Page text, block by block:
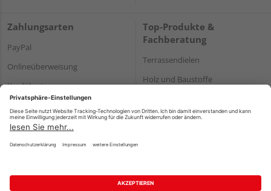
Zahlungsarten
PayPal
Onlineüberweisung
Kreditkarte
*Bonität vorausgesetzt
Top-Produkte &
Fachberatung
Terrassendielen
Holz und Baustoffe
Impressum Datenschutz AGB
Barrierefreiheitserklärung